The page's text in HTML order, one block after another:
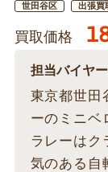
世田谷区 出張買
買取価格
担当バイヤ
東京都世田
ーのミニベ
ラレーはク
気のある自